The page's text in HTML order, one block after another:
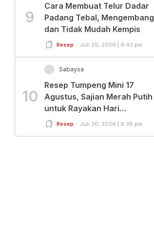
9
Cara Membuat Telur Dadar
Padang Tebal, Mengembang
dan Tidak Mudah Kempis
Resep Juli 29, 2026 | 9:43 pm
10
Sabaysa
Resep Tumpeng Mini 17
Agustus, Sajian Merah Putih
untuk Rayakan Hari
Kemerdekaan
Resep Juli 30, 2026 | 9:38 pm